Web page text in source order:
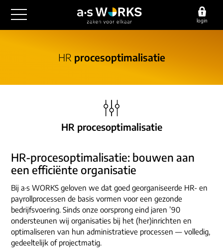
login
salarisadministratie
HR/payroll traineeship
optimalisatie
functioneel beheer
overige diensten
vacatures
communicatie
outsourcing
detachering
consultancy
over ons
werken bij
onze experts
ons dna
contact
vestigingen
e-mail/telefoon
HR procesoptimalisatie
HR procesoptimalisatie
HR-procesoptimalisatie: bouwen aan
een efficiënte organisatie
Bij a·s WORKS geloven we dat goed georganiseerde HR- en
payrollprocessen de basis vormen voor een gezonde
bedrijfsvoering. Sinds onze oorsprong eind jaren ’90
ondersteunen wij organisaties bij het (her)inrichten en
optimaliseren van hun administratieve processen — volledig,
gedeeltelijk of projectmatig.